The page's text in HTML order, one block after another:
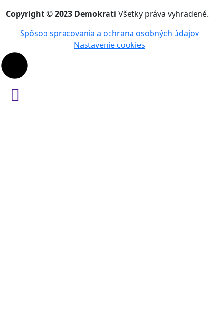
Copyright © 2023 Demokrati Všetky práva vyhradené.
Spôsob spracovania a ochrana osobných údajov
Nastavenie cookies